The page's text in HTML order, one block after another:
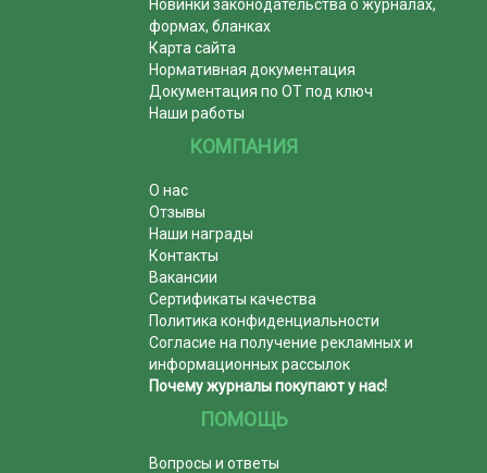
Новинки законодательства о журналах,
формах, бланках
Карта сайта
Нормативная документация
Документация по ОТ под ключ
Наши работы
КОМПАНИЯ
О нас
Отзывы
Наши награды
Контакты
Вакансии
Сертификаты качества
Политика конфиденциальности
Согласие на получение рекламных и
информационных рассылок
Почему журналы покупают у нас!
ПОМОЩЬ
Вопросы и ответы